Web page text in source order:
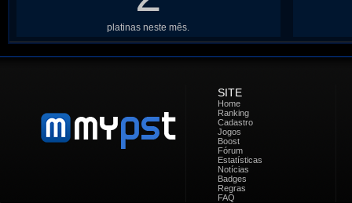
platinas neste mês.
SITE
Home
Ranking
Cadastro
Jogos
Boost
Fórum
Estatísticas
Notícias
Badges
Regras
FAQ